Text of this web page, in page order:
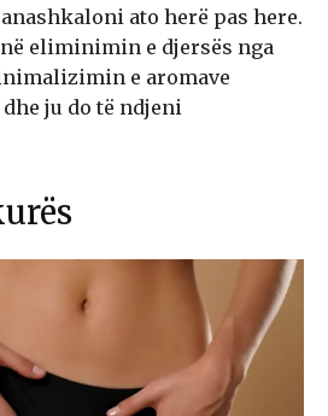
ato herë pas here.
eliminimin e djersës nga
e aromave
ju do të ndjeni